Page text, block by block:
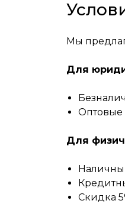
Мы
Для
Оптовые
Для
Скидка